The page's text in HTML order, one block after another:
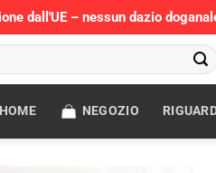
dall'UE – nessun dazio
HOME NEGOZIO